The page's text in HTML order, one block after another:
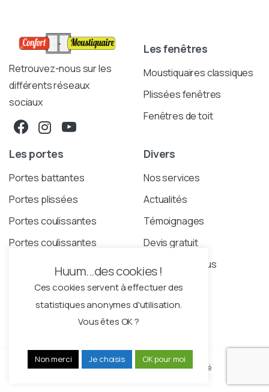
Retrouvez-nous sur les
différents réseaux
sociaux
Les fenêtres
Moustiquaires classiques
Plissées fenêtres
Fenêtres de toit
Les portes
Portes battantes
Portes plissées
Portes coulissantes
Portes coulissantes
Divers
Nos services
Actualités
Témoignages
Devis gratuit
Contactez-nous
Mentions légales Politique de confidentialité
Huum...des cookies !
Ces cookies servent à effectuer des
statistiques anonymes d'utilisation.
Vous êtes OK ?
Non merci Je choisis OK pour moi